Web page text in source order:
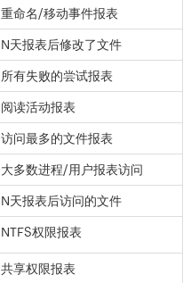
重命名/移动事件报表
N天报表后修改了文件
所有失败的尝试报表
阅读活动报表
访问最多的文件报表
大多数进程/用户报表访问
N天报表后访问的文件
NTFS权限报表
共享权限报表